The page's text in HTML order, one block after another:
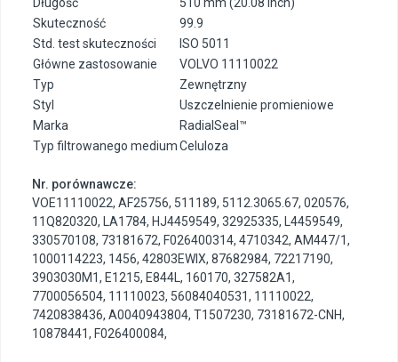
Skuteczność
99.9
Std. test skuteczności
ISO 5011
Główne zastosowanie
VOLVO 11110022
Typ
Zewnętrzny
Styl
Uszczelnienie promieniowe
Marka
RadialSeal™
Typ filtrowanego mediumCeluloza
Nr. porównawcze:
VOE11110022, AF25756, 511189, 5112.3065.67, 020576,
11Q820320, LA1784, HJ4459549, 32925335, L4459549,
330570108, 73181672, F026400314, 4710342, AM447/1,
1000114223, 1456, 42803EWIX, 87682984, 72217190,
3903030M1, E1215, E844L , 160170, 327582A1,
7700056504, 11110023, 56084040531, 11110022,
7420838436, A0040943804, T1507230, 73181672-CNH,
10878441, F026400084,